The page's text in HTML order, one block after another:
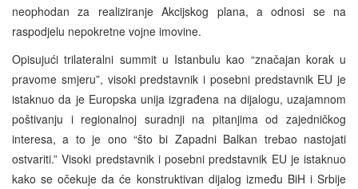
neophodan za realiziranje Akcijskog plana, a odnosi se na
raspodjelu nepokretne vojne imovine.
Opisujući trilateralni summit u Istanbulu kao “značajan korak u
pravome smjeru”, visoki predstavnik i posebni predstavnik EU je
istaknuo da je Europska unija izgrađena na dijalogu, uzajamnom
poštivanju i regionalnoj suradnji na pitanjima od zajedničkog
interesa, a to je ono “što bi Zapadni Balkan trebao nastojati
ostvariti.” Visoki predstavnik i posebni predstavnik EU je istaknuo
kako se očekuje da će konstruktivan dijalog između BiH i Srbije